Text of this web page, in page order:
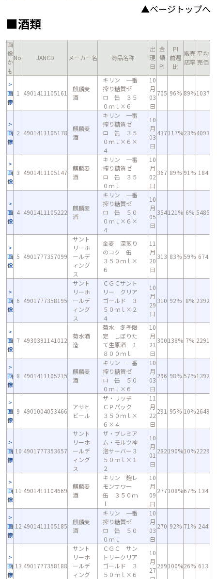
▲ページトップへ
■酒類
画
像
か
も
No. JANCD メーカー名 商品名称
出
現
日
金
額
PI
PI
前週
比
販売
店率
平均
売価
画
像
1 4901411105161
麒麟麦
酒
キリン 一番
搾り糖質ゼ
ロ 缶 ３５
０ｍｌ×６
10
月
03
日
705 96% 89%1037
画
像
2 4901411105178
麒麟麦
酒
キリン 一番
搾り糖質ゼ
ロ 缶 ３５
０ｍｌ×６×
４
10
月
03
日
437117%23%4093
画
像
3 4901411105147
麒麟麦
酒
キリン 一番
搾り糖質ゼ
ロ 缶 ３５
０ｍｌ
10
月
02
日
367 89% 91% 184
画
像
4 4901411105222
麒麟麦
酒
キリン 一番
搾り糖質ゼ
ロ 缶 ５０
０ｍｌ×６×
４
10
月
05
日
354121% 6% 5485
画
像
5 4901777357099
サント
リーホ
ールデ
ィング
ス
金麦 深煎り
のコク 缶
３５０ｍｌ×
６
11
月
20
日
313 83% 59% 674
画
像
6 4901777358195
サント
リーホ
ールデ
ィング
ス
ＣＧＣサント
リー クリア
ゴールド ３
５０ｍｌ×２
４
10
月
29
日
310 92% 8% 2392
画
像
7 4930391141012
菊水酒
造
菊水 冬季限
定 しぼりた
て生原酒 １
８００ｍｌ
10
月
21
日
300138% 7% 2291
画
像
8 4901411105215
麒麟麦
酒
キリン 一番
搾り糖質ゼ
ロ 缶 ５０
０ｍｌ×６
10
月
03
日
296 98% 57%1392
画
像
9 4901004053466
アサヒ
ビール
ザ・リッチ
ＣＰパック
３５０ｍｌ×
６×４
11
月
22
日
291 95% 10%2649
画
像
10 4901777353657
サント
リーホ
ールデ
ィング
ス
ザ・プレミア
ム・モルツ神
泡サーバー３
５０ｍｌ×１
２
10
月
01
日
282190%10%2229
画
像
11 4901411104669
麒麟麦
酒
キリン 麹レ
モンサワー
缶 ３５０ｍ
ｌ
10
月
09
日
277108%67% 134
画
像
12 4901411105185
麒麟麦
酒
キリン 一番
搾り糖質ゼ
ロ 缶 ５０
０ｍｌ
10
月
03
日
270 92% 71% 244
画
像
13 4901777358188
サント
リーホ
ールデ
ィング
ＣＧＣ サン
トリークリア
ゴールド ３
５０ｍｌ×６
10
月
27
269100%26% 613